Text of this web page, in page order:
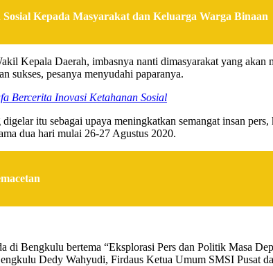
Kepada Masyarakat dan Keluarga Warga Binaan
Kepala Daerah, imbasnya nanti dimasyarakat yang
sukses, pesanya menyudahi paparanya.
Bercerita Inovasi Ketahanan Sosial
itu sebagai upaya meningkatkan semangat insan
dua hari mulai 26-27 Agustus 2020.
di Bengkulu bertema “Eksplorasi Pers dan Politik Masa
Dedy Wahyudi, Firdaus Ketua Umum SMSI Pusat